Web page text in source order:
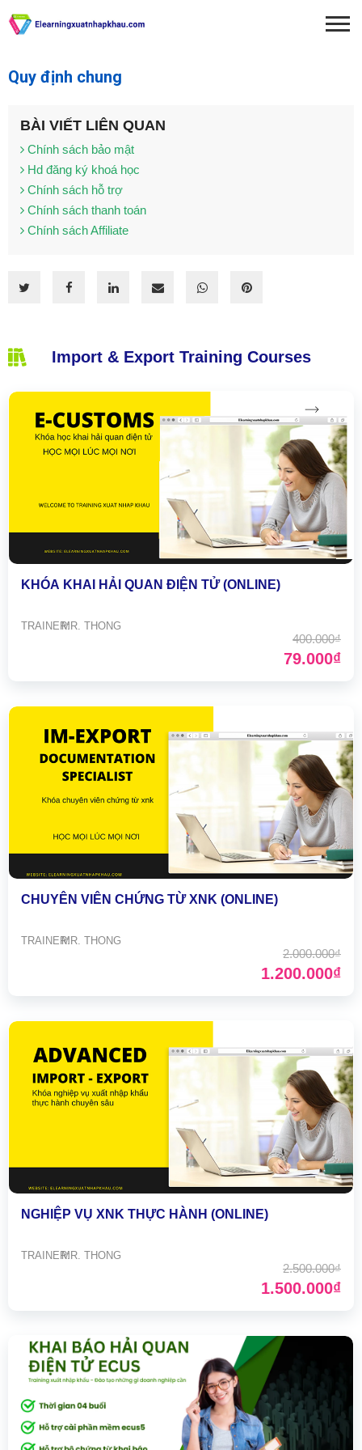
Quy định chung
BÀI VIẾT LIÊN QUAN
Chính sách bảo mật
Hd đăng ký khoá học
Chính sách hỗ trợ
Chính sách thanh toán
Chính sách Affiliate
Import & Export Training Courses
KHÓA KHAI HẢI QUAN ĐIỆN TỬ (ONLINE)
TRAINER:MR. THONG
400.000₫
79.000₫
CHUYÊN VIÊN CHỨNG TỪ XNK (ONLINE)
TRAINER:MR. THONG
2.000.000₫
1.200.000₫
NGHIỆP VỤ XNK THỰC HÀNH (ONLINE)
TRAINER:MR. THONG
2.500.000₫
1.500.000₫
ĐĂNG KÝ TƯ VẤN MIỄN
HOÀN THÀNH
Đăng ký tư vấn trực tiếp 24/7:
0898504321